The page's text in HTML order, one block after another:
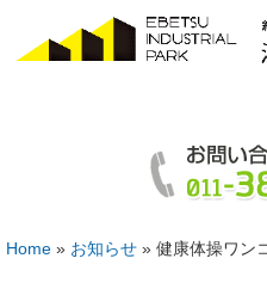
Home » お知らせ » 健康体操ワン